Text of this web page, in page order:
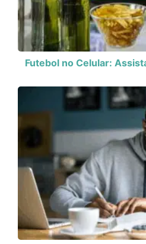
Futebol no Celular: